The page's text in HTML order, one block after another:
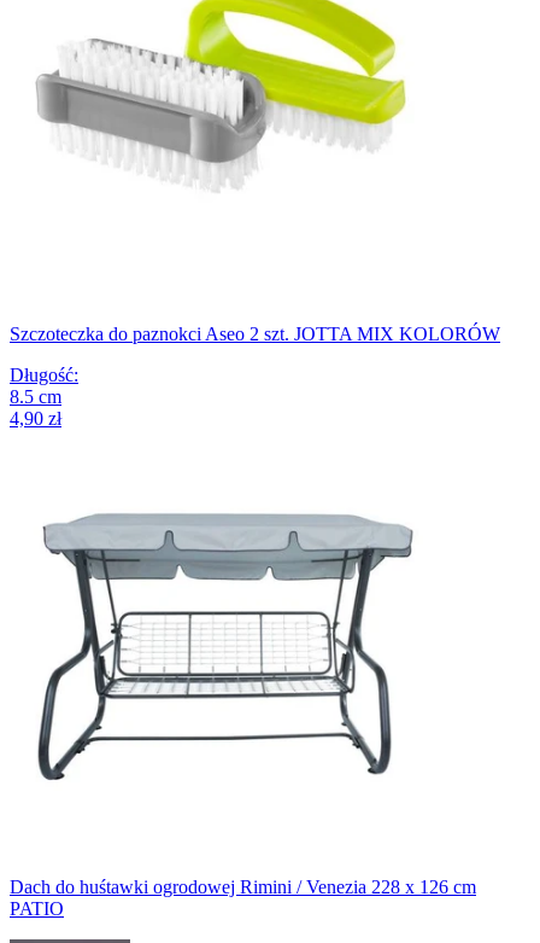
Szczoteczka do paznokci Aseo 2 szt. JOTTA MIX KOLORÓW
Długość:
8.5 cm
4,90 zł
Dach do huśtawki ogrodowej Rimini / Venezia 228 x 126 cm
PATIO